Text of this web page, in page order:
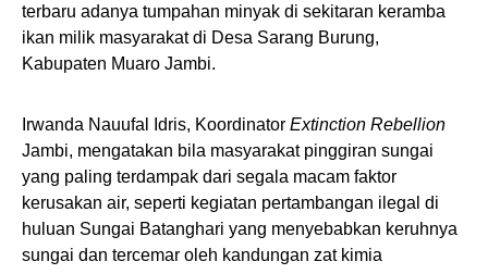
terbaru adanya tumpahan minyak di sekitaran keramba
ikan milik masyarakat di Desa Sarang Burung,
Kabupaten Muaro Jambi.
Irwanda Nauufal Idris, Koordinator Extinction Rebellion
Jambi, mengatakan bila masyarakat pinggiran sungai
yang paling terdampak dari segala macam faktor
kerusakan air, seperti kegiatan pertambangan ilegal di
huluan Sungai Batanghari yang menyebabkan keruhnya
sungai dan tercemar oleh kandungan zat kimia